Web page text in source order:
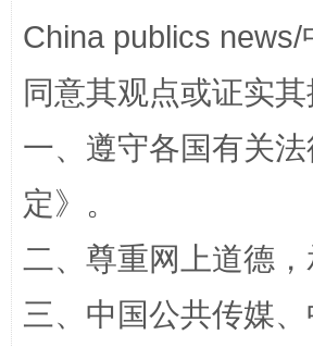
一颗心始终滚烫
China publics
同意其观点或证实
一、遵守各国有关
定》。
二、尊重网上道德
三、中国公共传媒